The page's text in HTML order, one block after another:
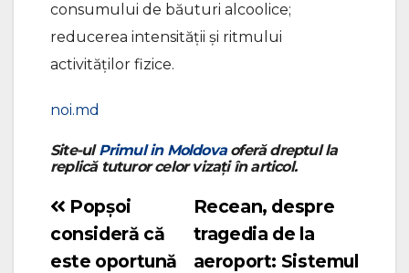
consumului de băuturi alcoolice;
reducerea intensității și ritmului
activităților fizice.
noi.md
Site-ulPrimul in Moldovaoferă dreptul la
replică tuturor celor vizați în articol.
Navigare
în
Recean, despre
tragedia de la
aeroport: Sistemul
Popșoi
consideră că
este oportună